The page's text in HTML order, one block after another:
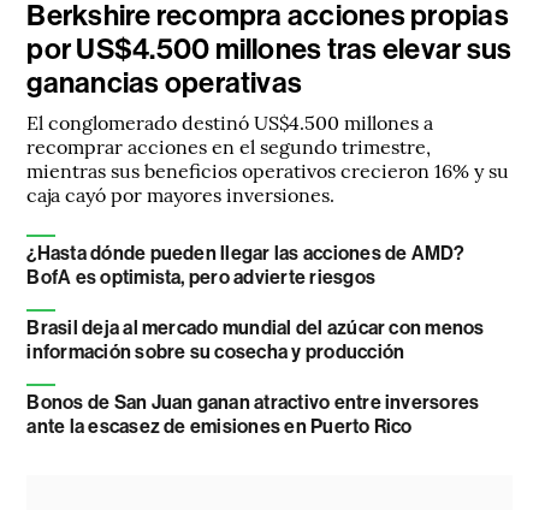
Berkshire recompra acciones propias
por US$4.500 millones tras elevar sus
ganancias operativas
El conglomerado destinó US$4.500 millones a
recomprar acciones en el segundo trimestre,
mientras sus beneficios operativos crecieron 16% y su
caja cayó por mayores inversiones.
¿Hasta dónde pueden llegar las acciones de AMD?
BofA es optimista, pero advierte riesgos
Brasil deja al mercado mundial del azúcar con menos
información sobre su cosecha y producción
Bonos de San Juan ganan atractivo entre inversores
ante la escasez de emisiones en Puerto Rico